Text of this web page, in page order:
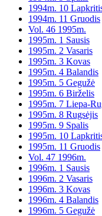
1994m. 10
1994m. 11 Gruodis
Vol. 46 1995m.
1995m. 1 Sausis
1995m. 2 Vasaris
1995m. 3 Kovas
1995m. 4 Balandis
1995m. 5 Gegužė
1995m. 6 Birželis
1995m. 7 Liepa-
1995m. 8 Rugsėjis
1995m. 9 Spalis
1995m. 10
1995m. 11 Gruodis
Vol. 47 1996m.
1996m. 1 Sausis
1996m. 2 Vasaris
1996m. 3 Kovas
1996m. 4 Balandis
1996m. 5 Gegužė